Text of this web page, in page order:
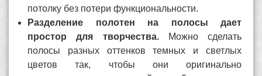
потолку без потери функциональности.
Разделение полотен на полосы дает
простор для творчества.Можно сделать
полосы разных оттенков темных и светлых
цветов так, чтобы они оригинально